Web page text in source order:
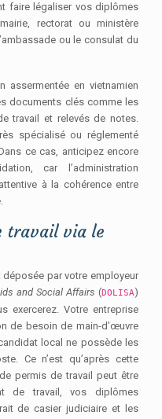
faire légaliser vos diplômes
rectorat ou ministère
ou le consulat du
assermentée en vietnamien
documents clés comme les
travail et relevés de notes.
spécialisé ou réglementé
ce cas, anticipez encore
car l’administration
à la cohérence entre
travail via le
par votre employeur
and Social Affairs (DOLISA)
exercerez. Votre entreprise
de besoin de main-d’œuvre
local ne possède les
Ce n’est qu’après cette
permis de travail peut être
de travail, vos diplômes
de casier judiciaire et les